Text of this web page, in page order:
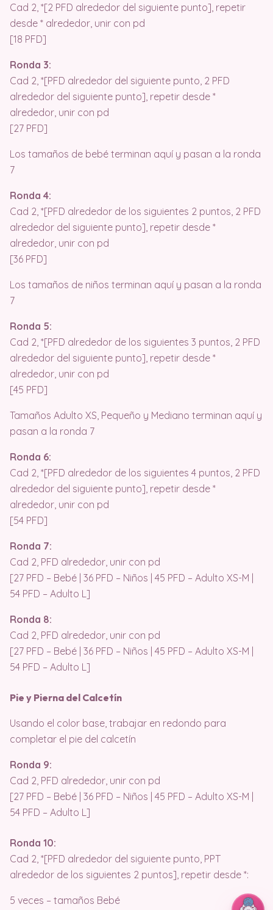
Cad 2, *[2 PFD alrededor del siguiente punto], repetir
desde * alrededor, unir con pd
[18 PFD]
Ronda 3:
Cad 2, *[PFD alrededor del siguiente punto, 2 PFD
alrededor del siguiente punto], repetir desde *
alrededor, unir con pd
[27 PFD]
Los tamaños de bebé terminan aquí y pasan a la ronda
7
Ronda 4:
Cad 2, *[PFD alrededor de los siguientes 2 puntos, 2 PFD
alrededor del siguiente punto], repetir desde *
alrededor, unir con pd
[36 PFD]
Los tamaños de niños terminan aquí y pasan a la ronda
7
Ronda 5:
Cad 2, *[PFD alrededor de los siguientes 3 puntos, 2 PFD
alrededor del siguiente punto], repetir desde *
alrededor, unir con pd
[45 PFD]
Tamaños Adulto XS, Pequeño y Mediano terminan aquí y
pasan a la ronda 7
Ronda 6:
Cad 2, *[PFD alrededor de los siguientes 4 puntos, 2 PFD
alrededor del siguiente punto], repetir desde *
alrededor, unir con pd
[54 PFD]
Ronda 7:
Cad 2, PFD alrededor, unir con pd
[27 PFD – Bebé | 36 PFD – Niños | 45 PFD – Adulto XS-M |
54 PFD – Adulto L]
Ronda 8:
Cad 2, PFD alrededor, unir con pd
[27 PFD – Bebé | 36 PFD – Niños | 45 PFD – Adulto XS-M |
54 PFD – Adulto L]
Pie y Pierna del Calcetín
Usando el color base, trabajar en redondo para
completar el pie del calcetín
Ronda 9:
Cad 2, PFD alrededor, unir con pd
[27 PFD – Bebé | 36 PFD – Niños | 45 PFD – Adulto XS-M |
54 PFD – Adulto L]
Ronda 10:
Cad 2, *[PFD alrededor del siguiente punto, PPT
alrededor de los siguientes 2 puntos], repetir desde *:
5 veces – tamaños Bebé